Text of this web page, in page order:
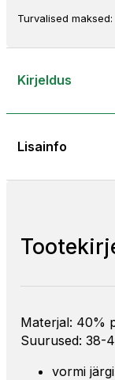
Turvalised maksed:
Kirjeldus
Lisainfo
Materjal: 40%
Suurused: 38-
vormi